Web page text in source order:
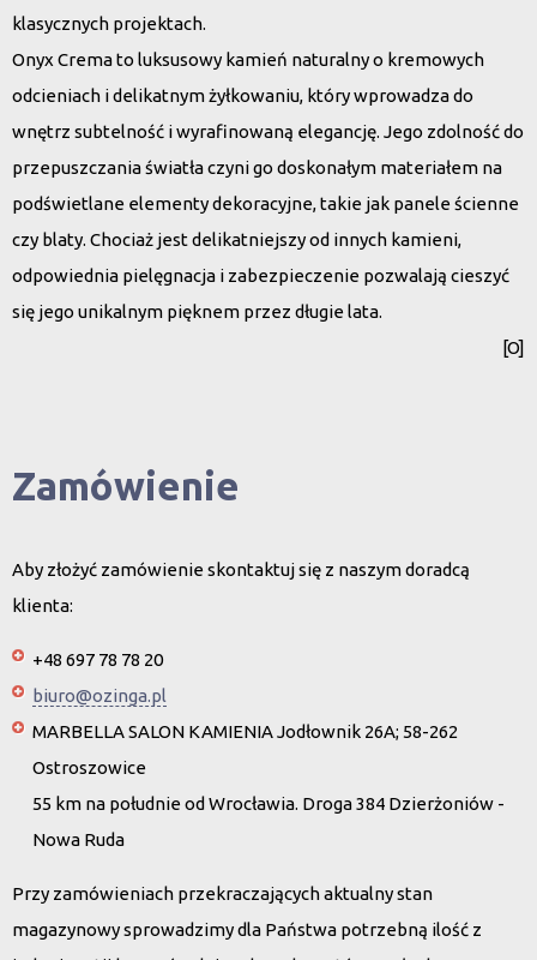
klasycznych projektach.
Onyx Cremato luksusowy kamień naturalny o kremowych
odcieniach i delikatnym żyłkowaniu, który wprowadza do
wnętrz subtelność i wyrafinowaną elegancję. Jego zdolność do
przepuszczania światła czyni go doskonałym materiałem na
podświetlane elementy dekoracyjne, takie jak panele ścienne
czy blaty. Chociaż jest delikatniejszy od innych kamieni,
odpowiednia pielęgnacja i zabezpieczenie pozwalają cieszyć
się jego unikalnym pięknem przez długie lata.
[O]
Zamówienie
Aby złożyć zamówienie skontaktuj się z naszym doradcą
klienta:
+48 697 78 78 20
biuro@ozinga.pl
MARBELLA SALON KAMIENIA Jodłownik 26A; 58-262
Ostroszowice
55 km na południe od Wrocławia. Droga 384 Dzierżoniów -
Nowa Ruda
Przy zamówieniach przekraczających aktualny stan
magazynowy sprowadzimy dla Państwa potrzebną ilość z